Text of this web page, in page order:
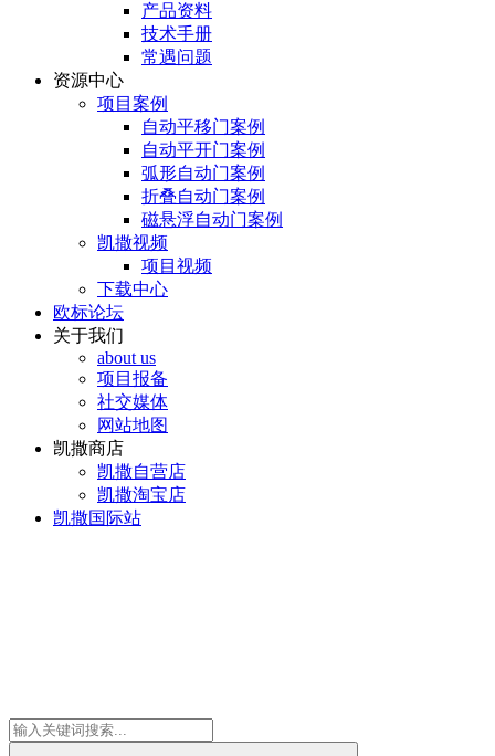
产品资料
技术手册
常遇问题
资源中心
项目案例
自动平移门案例
自动平开门案例
弧形自动门案例
折叠自动门案例
磁悬浮自动门案例
凯撒视频
项目视频
下载中心
欧标论坛
关于我们
about us
项目报备
社交媒体
网站地图
凯撒商店
凯撒自营店
凯撒淘宝店
凯撒国际站